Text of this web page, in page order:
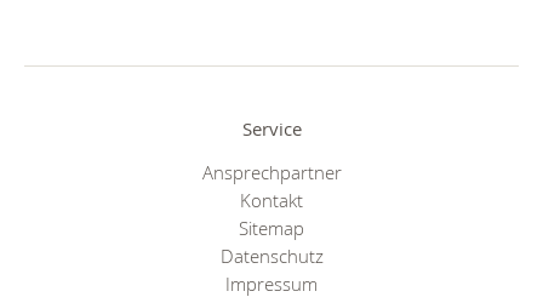
Service
Ansprechpartner
Kontakt
Sitemap
Datenschutz
Impressum